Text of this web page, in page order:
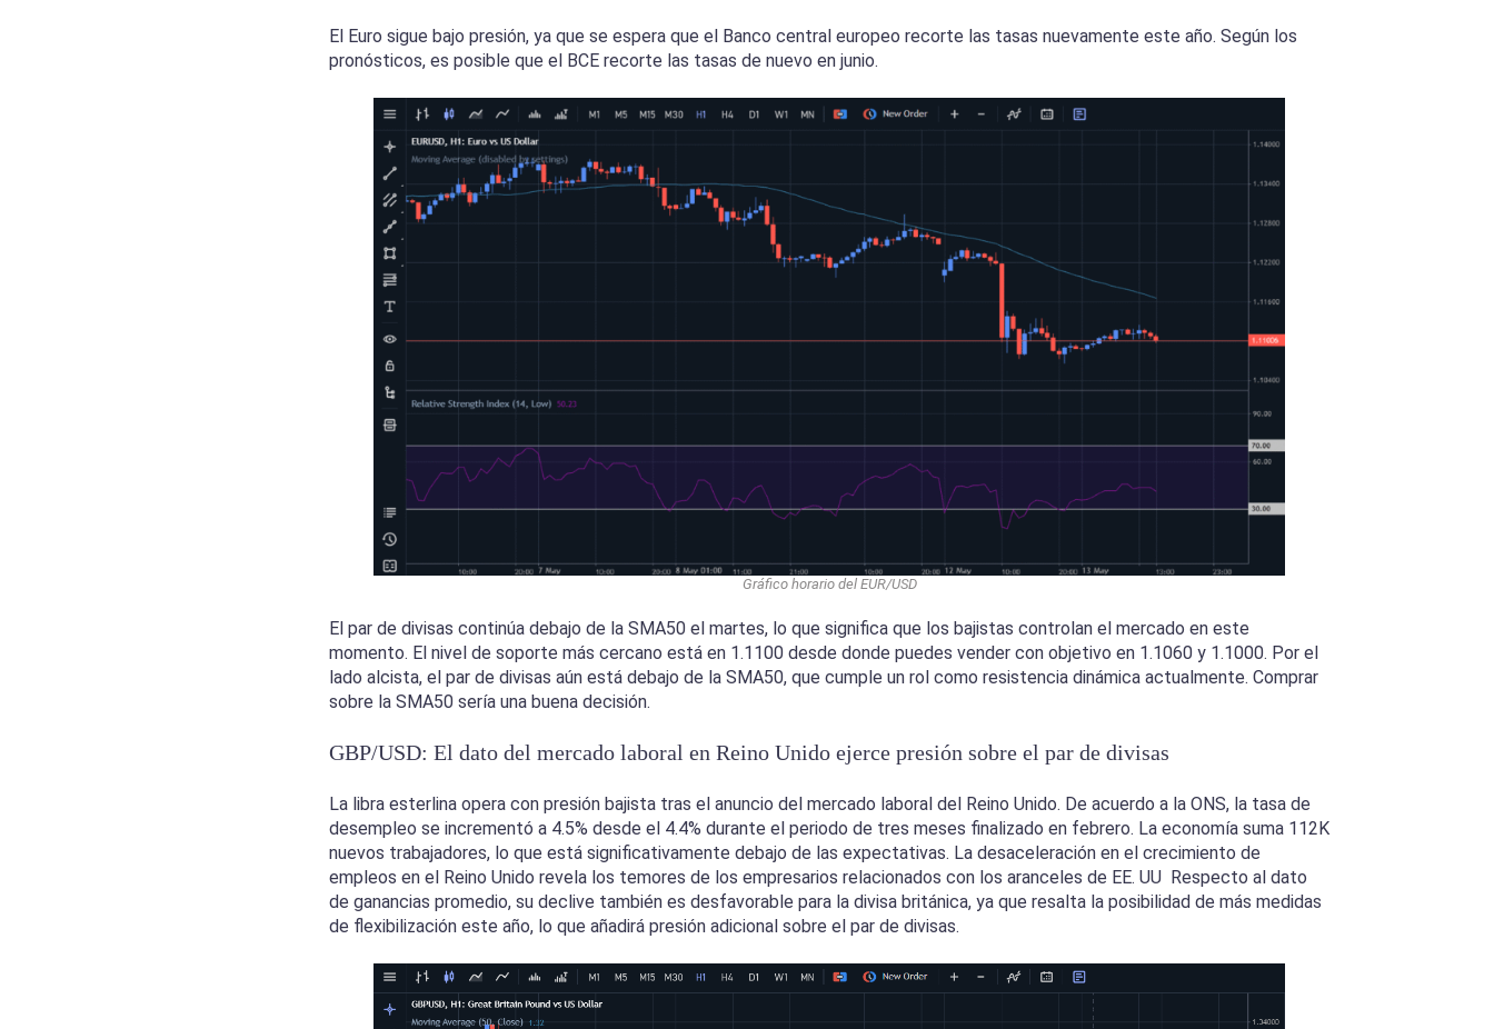
El Euro sigue bajo presión, ya que se espera que el Banco central europeo recorte las tasas nuevamente este año. Según los
pronósticos, es posible que el BCE recorte las tasas de nuevo en junio.
Gráfico horario del EUR/USD
El par de divisas continúa debajo de la SMA50 el martes, lo que significa que los bajistas controlan el mercado en este
momento. El nivel de soporte más cercano está en 1.1100 desde donde puedes vender con objetivo en 1.1060 y 1.1000. Por el
lado alcista, el par de divisas aún está debajo de la SMA50, que cumple un rol como resistencia dinámica actualmente. Comprar
sobre la SMA50 sería una buena decisión.
GBP/USD: El dato del mercado laboral en Reino Unido ejerce presión sobre el par de divisas
La libra esterlina opera con presión bajista tras el anuncio del mercado laboral del Reino Unido. De acuerdo a la ONS, la tasa de
desempleo se incrementó a 4.5% desde el 4.4% durante el periodo de tres meses finalizado en febrero. La economía suma 112K
nuevos trabajadores, lo que está significativamente debajo de las expectativas. La desaceleración en el crecimiento de
empleos en el Reino Unido revela los temores de los empresarios relacionados con los aranceles de EE. UU Respecto al dato
de ganancias promedio, su declive también es desfavorable para la divisa británica, ya que resalta la posibilidad de más medidas
de flexibilización este año, lo que añadirá presión adicional sobre el par de divisas.